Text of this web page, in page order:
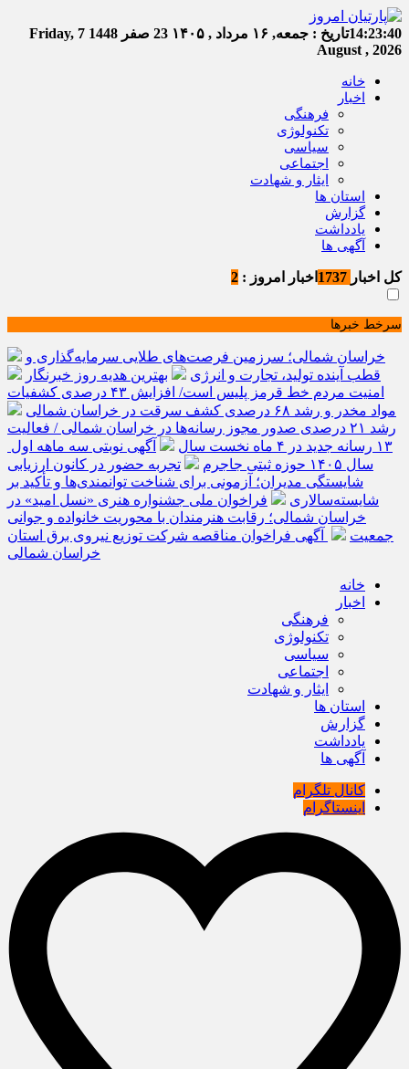
14:23:41تاریخ : جمعه, ۱۶ مرداد , ۱۴۰۵ 23 صفر 1448
Friday, 7
August , 2026
خانه
اخبار
فرهنگی
تکنولوژی
سیاسی
اجتماعی
ایثار و شهادت
استان ها
گزارش
یادداشت
آگهی ها
کل اخبار اخبار امروز : 2
سرخط خبرها
خراسان شمالی؛ سرزمین فرصت‌های طلایی سرمایه‌گذاری و
قطب آینده تولید، تجارت و انرژی
بهترین هدیه روز خبرنگار
امنیت مردم خط قرمز پلیس است/ افزایش ۴۳ درصدی کشفیات
مواد مخدر و رشد ۶۸ درصدی کشف سرقت در خراسان شمالی
رشد ۲۱ درصدی صدور مجوز رسانه‌ها در خراسان شمالی / فعالیت
۱۳ رسانه جدید در ۴ ماه نخست سال
آگهی نوبتی سه ماهه اول
سال ۱۴۰۵ حوزه ثبتی جاجرم
تجربه حضور در کانون ارزیابی
شایستگی مدیران؛ آزمونی برای شناخت توانمندی‌ها و تأکید بر
شایسته‌سالاری
فراخوان ملی جشنواره هنری «نسل امید» در
خراسان شمالی؛ رقابت هنرمندان با محوریت خانواده و جوانی
جمعیت
آگهی فراخوان مناقصه شرکت توزیع نیروی برق استان
خراسان شمالی
خانه
اخبار
فرهنگی
تکنولوژی
سیاسی
اجتماعی
ایثار و شهادت
استان ها
گزارش
یادداشت
آگهی ها
کانال تلگرام
اینستاگرام